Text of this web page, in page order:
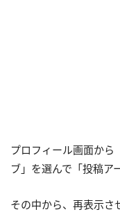
プロフィール画面か
ブ」を選んで「投稿ア
その中から、再表示さ